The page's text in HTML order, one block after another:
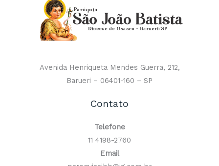
Avenida Henriqueta Mendes Guerra, 212,
Barueri – 06401-160 – SP
Contato
Telefone
11 4198-2760
Email